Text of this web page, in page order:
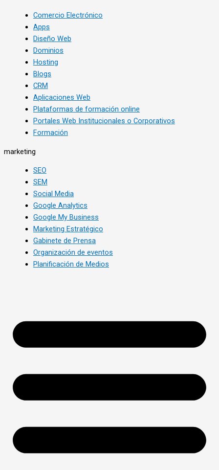
Comercio Electrónico
Apps
Diseño Web
Dominios
Hosting
Blogs
CRM
Aplicaciones Web
Plataformas de formación online
Portales Web Institucionales o Corporativos
Formación
marketing
SEO
SEM
Social Media
Google Analytics
Google My Business
Marketing Estratégico
Gabinete de Prensa
Organización de eventos
Planificación de Medios